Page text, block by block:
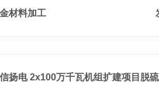
材料加工
扬电 2x100万千瓦机组扩建项目脱